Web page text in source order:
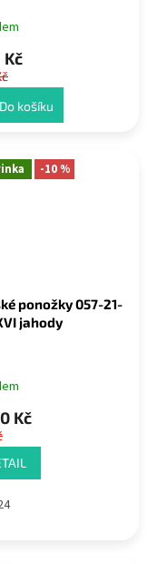
Kč
Do košíku
-10 %
ponožky 057-21-
jahody
Kč